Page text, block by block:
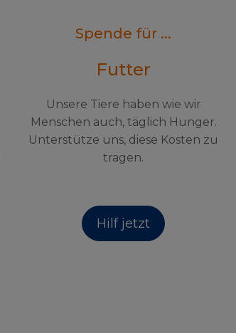
Spende für ...
Futter
Unsere Tiere haben wie wir
Menschen auch, täglich Hunger.
Unterstütze uns, diese Kosten zu
tragen.
Hilf jetzt